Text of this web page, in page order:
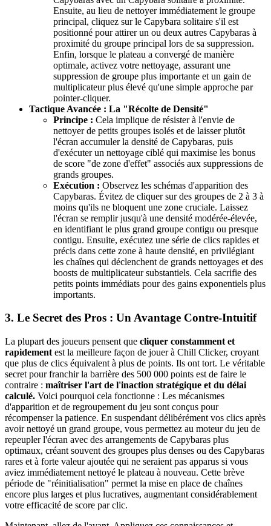
Ensuite, au lieu de nettoyer immédiatement le groupe
principal, cliquez sur le Capybara solitaire s'il est
positionné pour attirer un ou deux autres Capybaras à
proximité du groupe principal lors de sa suppression.
Enfin, lorsque le plateau a convergé de manière
optimale, activez votre nettoyage, assurant une
suppression de groupe plus importante et un gain de
multiplicateur plus élevé qu'une simple approche par
pointer-cliquer.
Tactique Avancée : La "Récolte de Densité"
Principe : Cela implique de résister à l'envie de
nettoyer de petits groupes isolés et de laisser plutôt
l'écran accumuler la densité de Capybaras, puis
d'exécuter un nettoyage ciblé qui maximise les bonus
de score "de zone d'effet" associés aux suppressions de
grands groupes.
Exécution : Observez les schémas d'apparition des
Capybaras. Évitez de cliquer sur des groupes de 2 à 3 à
moins qu'ils ne bloquent une zone cruciale. Laissez
l'écran se remplir jusqu'à une densité modérée-élevée,
en identifiant le plus grand groupe contigu ou presque
contigu. Ensuite, exécutez une série de clics rapides et
précis dans cette zone à haute densité, en privilégiant
les chaînes qui déclenchent de grands nettoyages et des
boosts de multiplicateur substantiels. Cela sacrifie des
petits points immédiats pour des gains exponentiels plus
importants.
3. Le Secret des Pros : Un Avantage Contre-Intuitif
La plupart des joueurs pensent que cliquer constamment et
rapidement est la meilleure façon de jouer à Chill Clicker, croyant
que plus de clics équivalent à plus de points. Ils ont tort. Le véritable
secret pour franchir la barrière des 500 000 points est de faire le
contraire : maîtriser l'art de l'inaction stratégique et du délai
calculé. Voici pourquoi cela fonctionne : Les mécanismes
d'apparition et de regroupement du jeu sont conçus pour
récompenser la patience. En suspendant délibérément vos clics après
avoir nettoyé un grand groupe, vous permettez au moteur du jeu de
repeupler l'écran avec des arrangements de Capybaras plus
optimaux, créant souvent des groupes plus denses ou des Capybaras
rares et à forte valeur ajoutée qui ne seraient pas apparus si vous
aviez immédiatement nettoyé le plateau à nouveau. Cette brève
période de "réinitialisation" permet la mise en place de chaînes
encore plus larges et plus lucratives, augmentant considérablement
votre efficacité de score par clic.